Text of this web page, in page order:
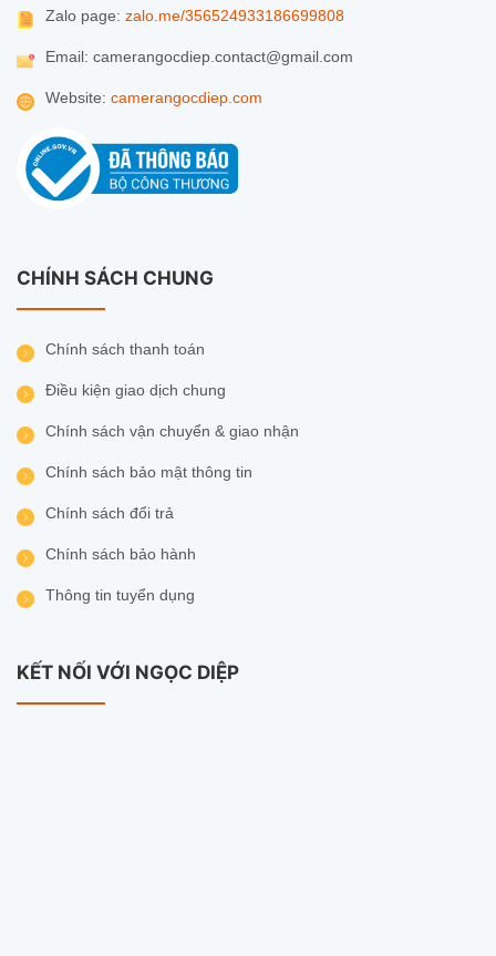
Zalo page: zalo.me/356524933186699808
Email: camerangocdiep.contact@gmail.com
Website: camerangocdiep.com
CHÍNH SÁCH CHUNG
Chính sách thanh toán
Điều kiện giao dịch chung
Chính sách vận chuyển & giao nhận
Chính sách bảo mật thông tin
Chính sách đổi trả
Chính sách bảo hành
Thông tin tuyển dụng
KẾT NỐI VỚI NGỌC DIỆP